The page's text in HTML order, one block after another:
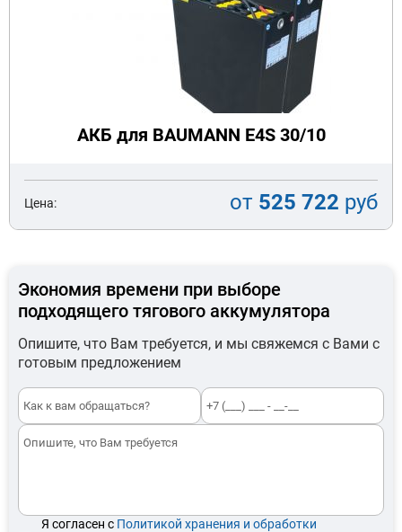
АКБ для BAUMANN E4S 30/10
Цена: от 525 722 руб
Экономия времени при выборе
подходящего тягового аккумулятора
Опишите, что Вам требуется, и мы свяжемся с Вами с
готовым предложением
Я согласен с Политикой хранения и обработки